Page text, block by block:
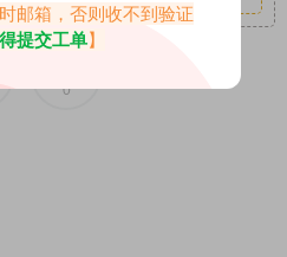
0
邮箱，否则收不到验证
提交工单】